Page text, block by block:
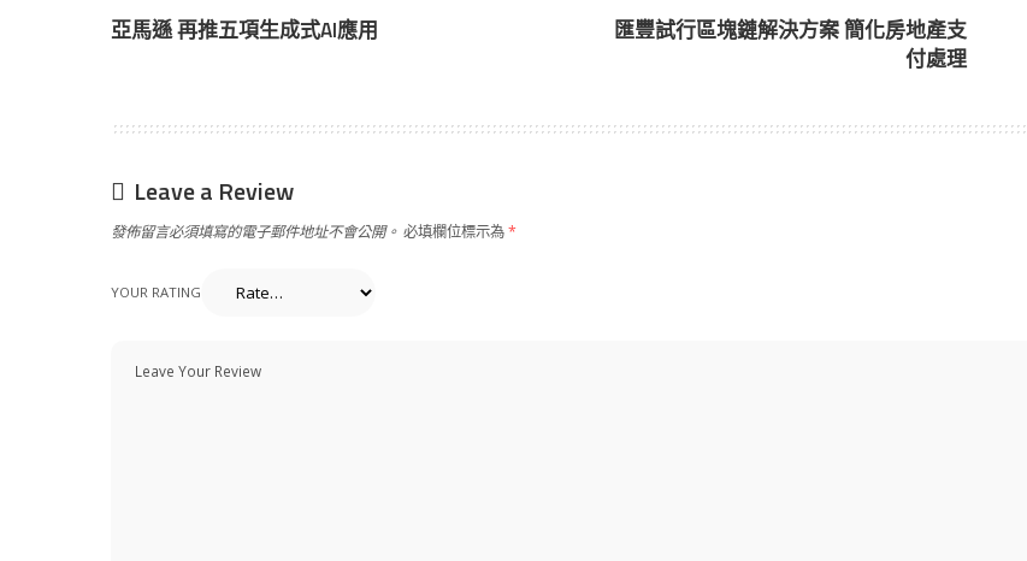
亞馬遜 再推五項生成式AI應用
匯豐試行區塊鏈解決方案 簡化房地產支
付處理
Leave a Review
發佈留言必須填寫的電子郵件地址不會公開。 必填欄位標示為*
YOUR RATING